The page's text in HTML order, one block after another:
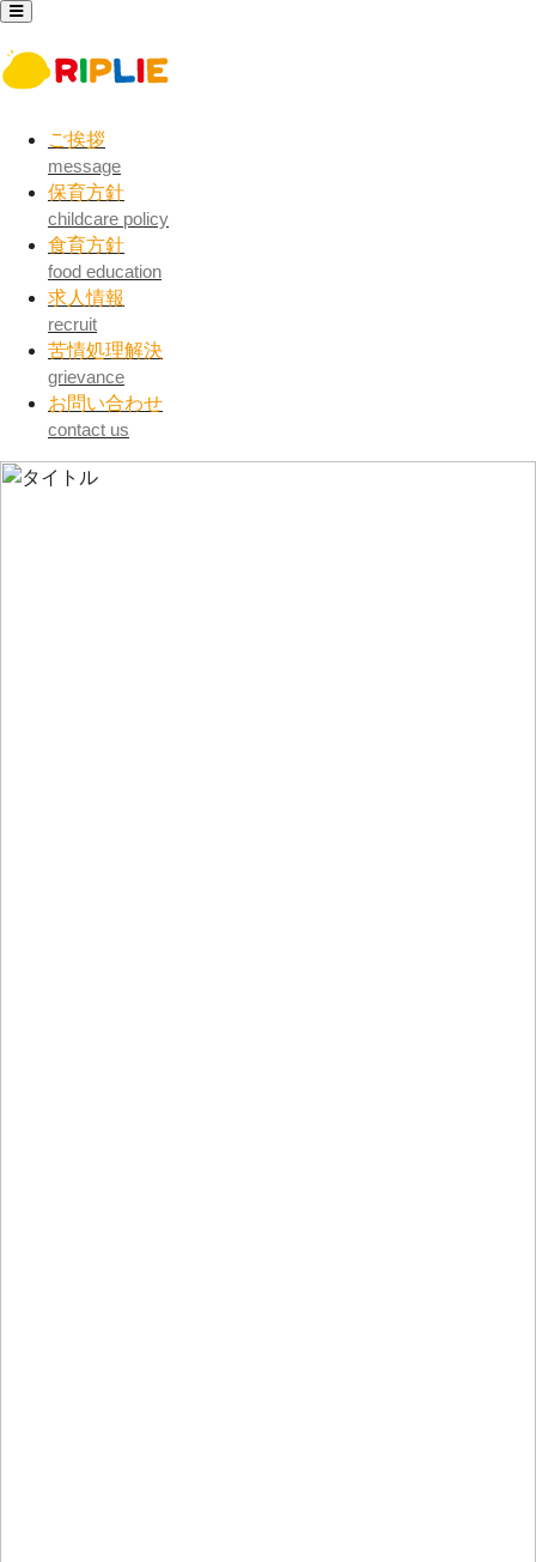
ご挨拶
message
保育方針
childcare policy
食育方針
food education
求人情報
recruit
苦情処理解決
grievance
お問い合わせ
contact us